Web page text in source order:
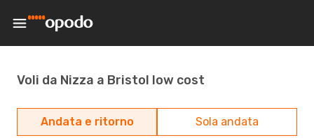
Voli da Nizza a Bristol low cost
Andata e ritorno Sola andata